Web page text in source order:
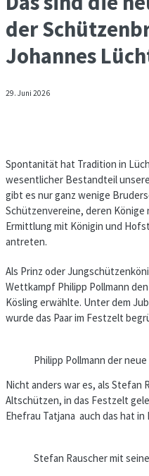
der
Johannes
29. Juni 2026
Spontanität hat Tradition in
wesentlicher Bestandteil
gibt es nur ganz wenige
Schützenvereine, deren Könige
Ermittlung mit Königin und
antreten.
Als Prinz oder
Wettkampf Philipp Pollmann
Kösling erwählte. Unter dem
wurde das Paar im Festzelt
Philipp Pollmann der
Nicht anders war es, als Stefan
Altschützen, in das Festzelt
Ehefrau Tatjana auch das hat
Stefan Rauscher mit